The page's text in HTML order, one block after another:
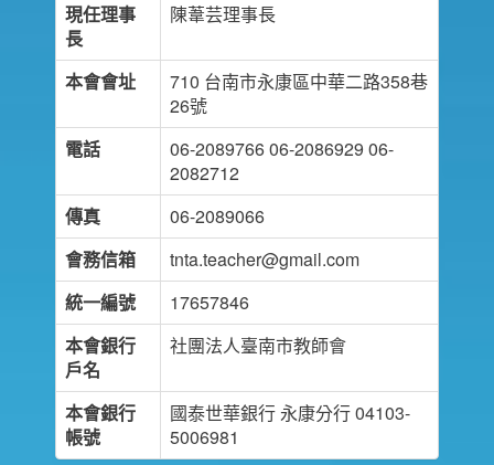
現任理事
長
陳葦芸理事長
本會會址
710 台南市永康區中華二路358巷
26號
電話
06-2089766 06-2086929 06-
2082712
傳真
06-2089066
會務信箱
tnta.teacher@gmail.com
統一編號
17657846
本會銀行
戶名
社團法人臺南市教師會
本會銀行
帳號
國泰世華銀行 永康分行 04103-
5006981